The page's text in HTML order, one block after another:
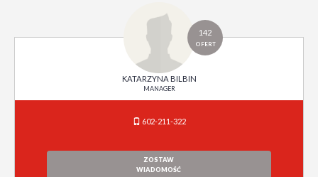
142
OFERT
KATARZYNA BILBIN
MANAGER
602-211-322
ZOSTAW
WIADOMOŚĆ